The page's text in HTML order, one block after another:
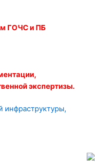
ГОЧС и ПБ
экспертизы.